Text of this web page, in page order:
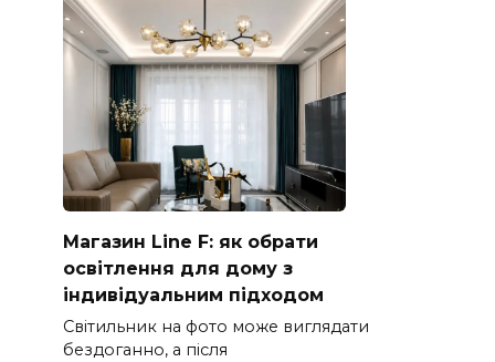
Магазин Line F: як обрати
освітлення для дому з
індивідуальним підходом
Світильник на фото може виглядати
бездоганно, а після